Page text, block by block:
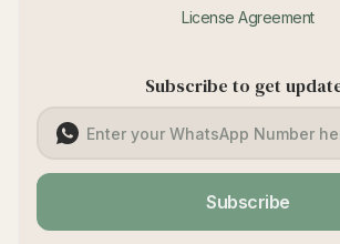
License Agreement
Subscribe to get
Subscribe